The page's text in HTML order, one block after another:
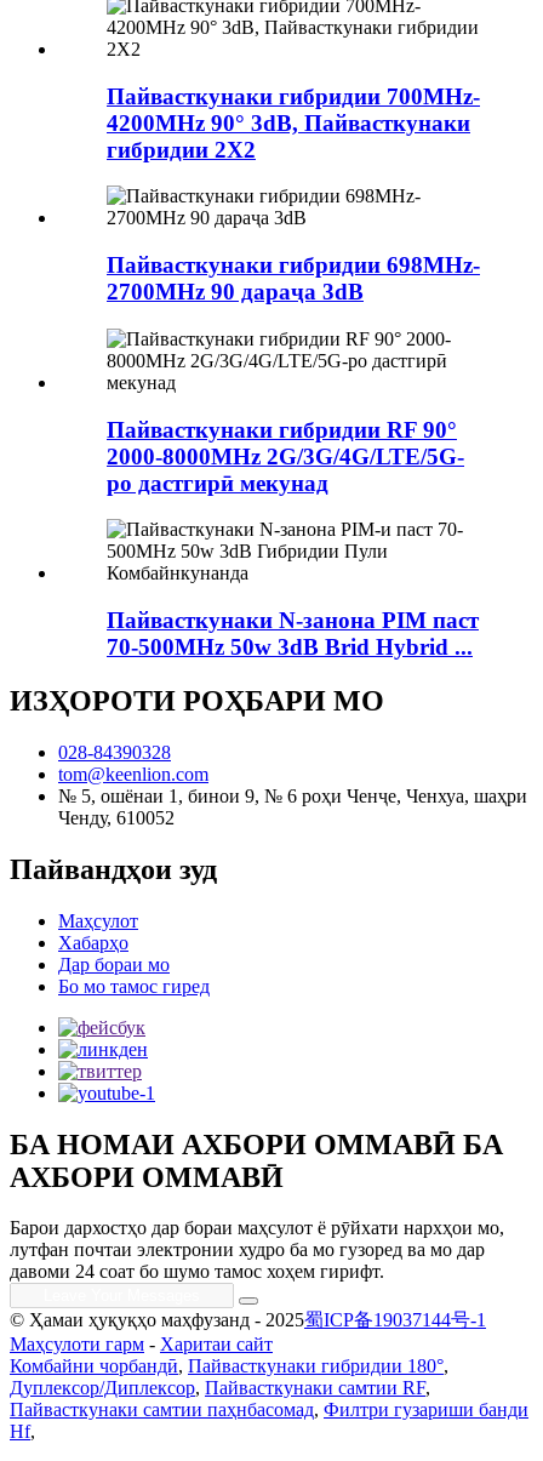
Пайвасткунаки гибридии 700MHz-
4200MHz 90° 3dB, Пайвасткунаки
гибридии 2X2
Пайвасткунаки гибридии 698MHz-
2700MHz 90 дараҷа 3dB
Пайвасткунаки гибридии RF 90°
2000-8000MHz 2G/3G/4G/LTE/5G-
ро дастгирӣ мекунад
Пайвасткунаки N-занона PIM паст
70-500MHz 50w 3dB Brid Hybrid ...
ИЗҲОРОТИ РОҲБАРИ МО
028-84390328
tom@keenlion.com
№ 5, ошёнаи 1, бинои 9, № 6 роҳи Ченҷе, Ченхуа, шаҳри
Ченду, 610052
Пайвандҳои зуд
Маҳсулот
Хабарҳо
Дар бораи мо
Бо мо тамос гиред
БА НОМАИ АХБОРИ ОММАВӢ БА
АХБОРИ ОММАВӢ
Барои дархостҳо дар бораи маҳсулот ё рӯйхати нархҳои мо,
лутфан почтаи электронии худро ба мо гузоред ва мо дар
давоми 24 соат бо шумо тамос хоҳем гирифт.
© Ҳамаи ҳуқуқҳо маҳфузанд - 2025蜀ICP备19037144号-1
Маҳсулоти гарм - Харитаи сайт
Комбайни чорбандӣ, Пайвасткунаки гибридии 180°,
Дуплексор/Диплексор, Пайвасткунаки самтии RF,
Пайвасткунаки самтии паҳнбасомад, Филтри гузариши банди
Hf,